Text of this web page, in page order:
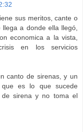
sus meritos, cante o
a donde ella llegó,
economica a la vista,
en los servicios
canto de sirenas, y un
es lo que sucede
de sirena y no toma el